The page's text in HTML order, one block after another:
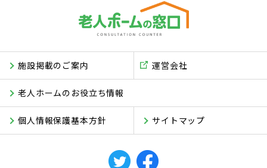
施設掲載のご案内
老人ホームのお役立ち情報
サイトマップ
運営会社
個人情報保護基本方針